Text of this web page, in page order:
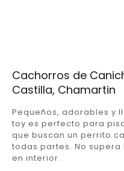
Cachorros de
Castilla, Chamartin
Pequeños, adorables y
toy es perfecto para
que buscan un perrito
todas partes. No
en interior.